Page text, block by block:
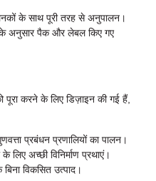
के साथ पूरी तरह से अनुपालन।
अनुसार पैक और लेबल किए गए
पूरा करने के लिए डिज़ाइन की गई हैं,
प्रबंधन प्रणालियों का पालन।
के लिए अच्छी विनिर्माण प्रथाएं।
विकसित उत्पाद।